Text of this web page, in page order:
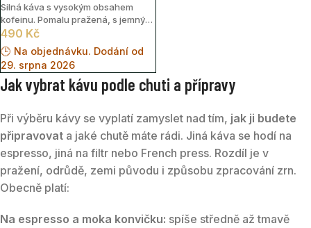
Silná káva s vysokým obsahem
kofeinu. Pomalu pražená, s jemnými
květinovými tóny. Hmotnost: 500g.
490 Kč
🕒 Na objednávku. Dodání od
29. srpna 2026
Jak vybrat kávu podle chuti a přípravy
Při výběru kávy se vyplatí zamyslet nad tím, jak ji budete
připravovat a jaké chutě máte rádi. Jiná káva se hodí na
espresso, jiná na filtr nebo French press. Rozdíl je v
pražení, odrůdě, zemi původu i způsobu zpracování zrn.
Obecně platí:
Na espresso a moka konvičku: spíše středně až tmavě